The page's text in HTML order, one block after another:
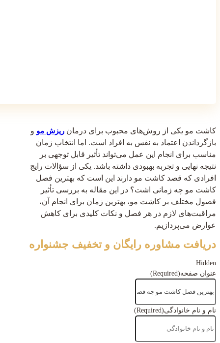
کاشت مو یکی از روش‌های محبوب برای درمان ریزش مو و
بازگرداندن اعتماد به نفس به افراد است. اما انتخاب زمان
مناسب برای انجام این عمل می‌تواند تأثیر قابل توجهی بر
نتیجه نهایی و تجربه بهبودی داشته باشد. یکی از سؤالات رایج
افرادی که قصد کاشت مو دارند این است که بهترین فصل
کاشت مو چه زمانی اشت؟ در این مقاله به بررسی تأثیر
فصول مختلف بر کاشت مو، بهترین زمان برای انجام آن،
مراقبت‌های لازم در هر فصل و نکات کلیدی برای کاهش
عوارض می‌پردازیم.
دریافت مشاوره رایگان و تخفیف جشنواره
Hidden
عنوان صفحه(Required)
نام و نام خانوادگی(Required)